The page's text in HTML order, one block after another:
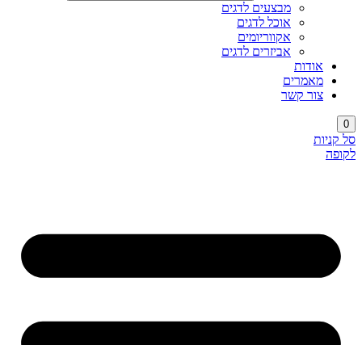
מבצעים לדגים
אוכל לדגים
אקווריומים
אביזרים לדגים
אודות
מאמרים
צור קשר
0
סל קניות
לקופה